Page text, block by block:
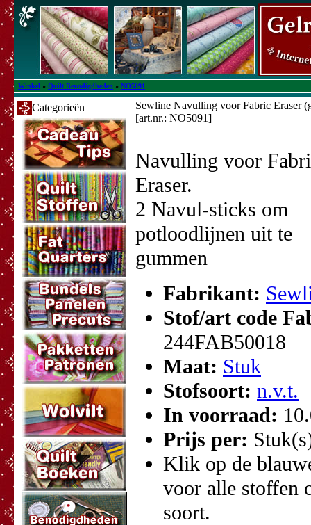
Winkel » Quilt Benodigdheden » NO5091
Categorieën
Sewline Navulling voor Fabric Eraser
[art.nr.: NO5091]
Navulling voor
Eraser.
2 Navul-sticks om
potloodlijnen uit te
gummen
Fabrikant:
Stof/art code
244FAB50018
Maat: Stuk
Stofsoort: n.v.t.
In voorraad:
Prijs per:
Klik op de
voor alle stoffen
soort.